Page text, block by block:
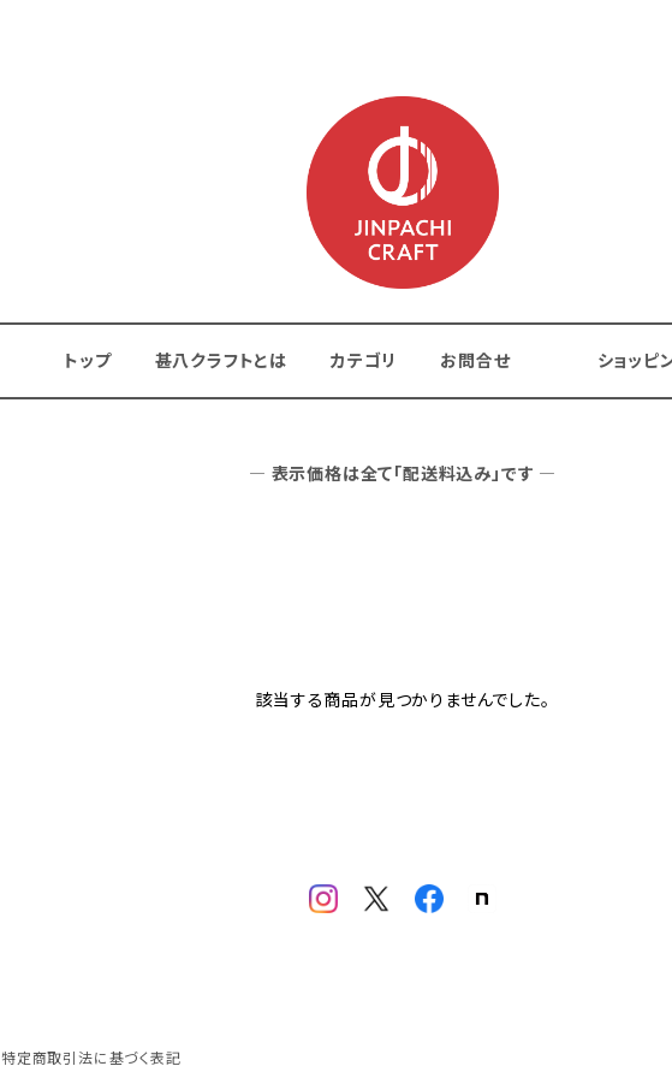
トップ 甚八クラフトとは カテゴリ お問合せ ショッピ
― 表示価格は全て「配送料込み」です ―
該当する商品が見つかりませんでした。
特定商取引法に基づく表記